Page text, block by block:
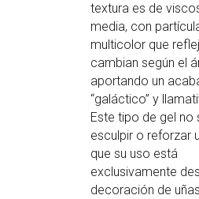
textura es de
media, con
multicolor que
cambian según el
aportando un
“galáctico” y
Este tipo de gel no
esculpir o reforzar
que su uso está
exclusivamente
decoración de